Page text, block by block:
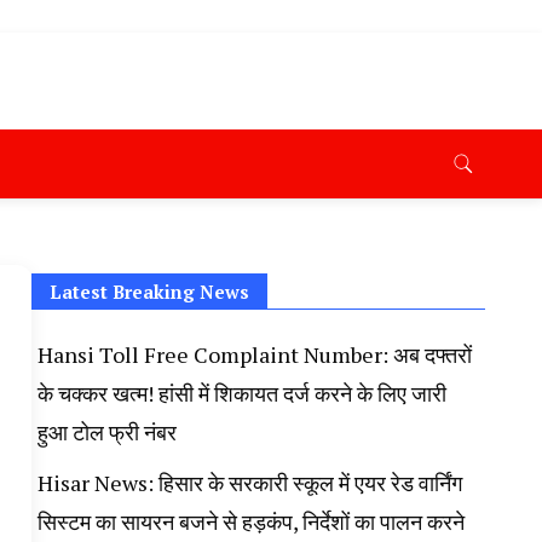
Khabar, Haryana Crime News Today, Weather
Porotet Update, Haryana Police Fir, Haryana
Latest Breaking News
Hansi Toll Free Complaint Number: अब दफ्तरों
के चक्कर खत्म! हांसी में शिकायत दर्ज करने के लिए जारी
हुआ टोल फ्री नंबर
Hisar News: हिसार के सरकारी स्कूल में एयर रेड वार्निंग
सिस्टम का सायरन बजने से हड़कंप, निर्देशों का पालन करने